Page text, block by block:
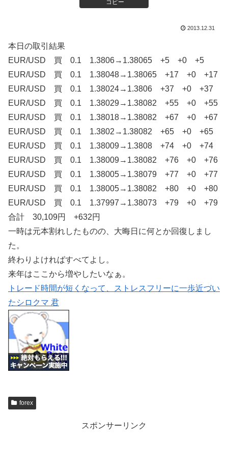
コピー
2013.12.31
本日の取引結果
EUR/USD 買 0.1 1.3806→1.38065 +5 +0 +5
EUR/USD 買 0.1 1.38048→1.38065 +17 +0 +17
EUR/USD 買 0.1 1.38024→1.3806 +37 +0 +37
EUR/USD 買 0.1 1.38029→1.38082 +55 +0 +55
EUR/USD 買 0.1 1.38018→1.38082 +67 +0 +67
EUR/USD 買 0.1 1.3802→1.38082 +65 +0 +65
EUR/USD 買 0.1 1.38009→1.3808 +74 +0 +74
EUR/USD 買 0.1 1.38009→1.38082 +76 +0 +76
EUR/USD 買 0.1 1.38005→1.38079 +77 +0 +77
EUR/USD 買 0.1 1.38005→1.38082 +80 +0 +80
EUR/USD 買 0.1 1.37997→1.38073 +79 +0 +79
合計 30,109円 +632円
一時は元本割れしたものの、大晦日に何とか回復しまし
た。
終わりよければすべてよし。
来年はここから増やしたいなぁ。
トレード時間が短くなって、ストレスフリーに一歩近づい
たシロクマ 君
forex
スポンサーリンク